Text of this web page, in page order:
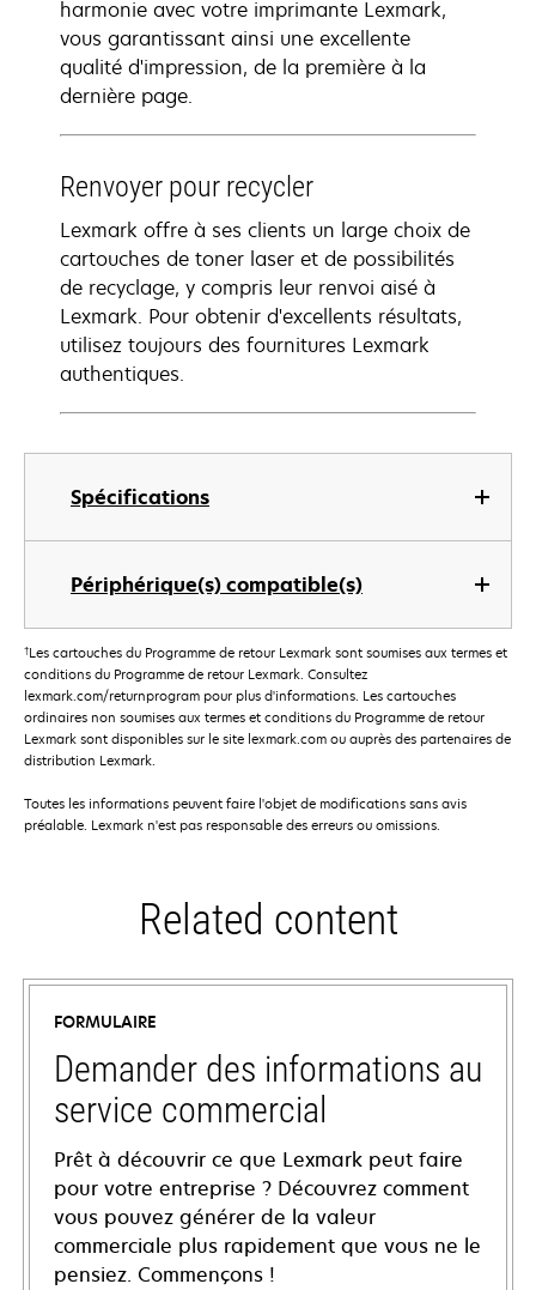
Spécifications
Périphérique(s) compatible(s)
harmonie avec votre imprimante Lexmark,
vous garantissant ainsi une excellente
qualité d'impression, de la première à la
dernière page.
Renvoyer pour recycler
Lexmark offre à ses clients un large choix de
cartouches de toner laser et de possibilités
de recyclage, y compris leur renvoi aisé à
Lexmark. Pour obtenir d'excellents résultats,
utilisez toujours des fournitures Lexmark
authentiques.
†Les cartouches du Programme de retour Lexmark sont soumises aux termes et
conditions du Programme de retour Lexmark. Consultez
lexmark.com/returnprogram pour plus d'informations. Les cartouches
ordinaires non soumises aux termes et conditions du Programme de retour
Lexmark sont disponibles sur le site lexmark.com ou auprès des partenaires de
distribution Lexmark.
Toutes les informations peuvent faire l'objet de modifications sans avis
préalable. Lexmark n'est pas responsable des erreurs ou omissions.
Related content
FORMULAIRE
Demander des informations au
service commercial
Prêt à découvrir ce que Lexmark peut faire
pour votre entreprise ? Découvrez comment
vous pouvez générer de la valeur
commerciale plus rapidement que vous ne le
pensiez. Commençons !